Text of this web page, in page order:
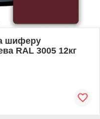
шиферу
RAL 3005 12кг